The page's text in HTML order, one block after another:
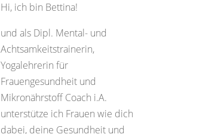
Hi, ich bin Bettina!
und als Dipl. Mental- und
Achtsamkeitstrainerin,
Yogalehrerin für
Frauengesundheit und
Mikronährstoff Coach i.A.
unterstütze ich Frauen wie dich
dabei, deine Gesundheit und